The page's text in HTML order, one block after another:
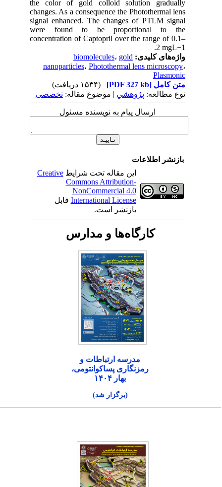
the color of gold colloid solution gradually
changes. As a consequence the Photothermal lens
signal enhanced. The changes of PTLM signal
were found to be proportional to the
concentration of Captopril over the range of 0.1–
2 mgL−1.
واژه‌های کلیدی:
biomolecules،gold
nanoparticles،Photothermal lens microscopy
Plasmonic
متن کامل[PDF 327 kb]
نوع مطالعه:پژوهشي| موضوع مقاله:تخصصی
ارسال پیام به نویسنده مسئول
بازنشر اطلاعات
این مقاله تحت شرایطCreative
Commons Attribution-
NonCommercial 4.0
International Licenseقابل
بازنشر است.
کارگاه‌ها و مدارس
مدرسه ارتباطات و
رمزنگاری پساکوانتومی،
بهار ۱۴۰۴
(برگزار شد)